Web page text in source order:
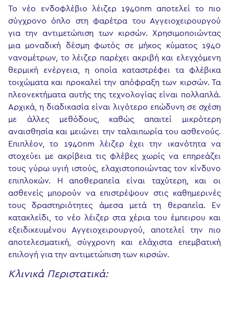
Το νέο ενδοφλέβιο λέιζερ 1940nm αποτελεί το πιο
σύγχρονο όπλο στη φαρέτρα του Αγγειοχειρουργού
για την αντιμετώπιση των κιρσών. Χρησιμοποιώντας
μια μοναδική δέσμη φωτός σε μήκος κύματος 1940
νανομέτρων, το λέιζερ παρέχει ακριβή και ελεγχόμενη
θερμική ενέργεια, η οποία καταστρέφει τα φλέβικα
τοιχώματα και προκαλεί την απόφραξη των κιρσών. Τα
πλεονεκτήματα αυτής της τεχνολογίας είναι πολλαπλά.
Αρχικά, η διαδικασία είναι λιγότερο επώδυνη σε σχέση
με άλλες μεθόδους, καθώς απαιτεί μικρότερη
αναισθησία και μειώνει την ταλαιπωρία του ασθενούς.
Επιπλέον, το 1940nm λέιζερ έχει την ικανότητα να
στοχεύει με ακρίβεια τις φλέβες χωρίς να επηρεάζει
τους γύρω υγιή ιστούς, ελαχιστοποιώντας τον κίνδυνο
επιπλοκών. Η αποθεραπεία είναι ταχύτερη, και οι
ασθενείς μπορούν να επιστρέψουν στις καθημερινές
τους δραστηριότητες άμεσα μετά τη θεραπεία. Εν
κατακλείδι, το νέο λέιζερ στα χέρια του έμπειρου και
εξειδικευμένου Αγγειοχειρουργού, αποτελεί την πιο
αποτελεσματική, σύγχρονη και ελάχιστα επεμβατική
επιλογή για την αντιμετώπιση των κιρσών.
Κλινικά Περιστατικά: